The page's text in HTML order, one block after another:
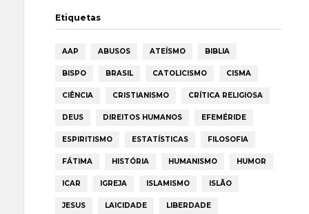
Etiquetas
AAP ABUSOS ATEÍSMO BIBLIA
BISPO BRASIL CATOLICISMO CISMA
CIÊNCIA CRISTIANISMO CRÍTICA RELIGIOSA
DEUS DIREITOS HUMANOS EFEMÉRIDE
ESPIRITISMO ESTATÍSTICAS FILOSOFIA
FÁTIMA HISTÓRIA HUMANISMO HUMOR
ICAR IGREJA ISLAMISMO ISLÃO
JESUS LAICIDADE LIBERDADE